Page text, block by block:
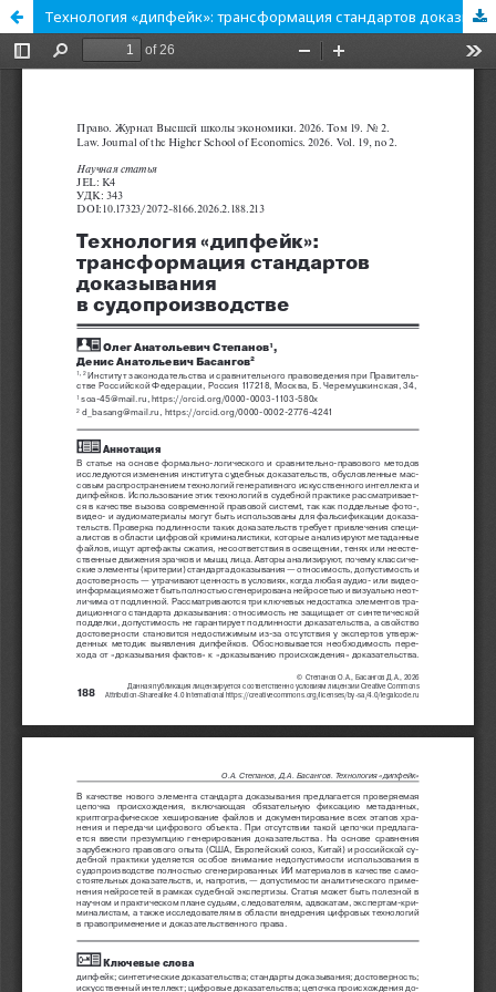
Технология «дипфейк»: трансформация стандартов доказывания в судопроизводстве